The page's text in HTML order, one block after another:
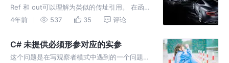
Ref 和 out可以理解为类似的传址引用。 在函
数需要外部传入一个变量名，然后在程序内部可
时必要加ref或out说明！ Ref和Out的区别：
ref 关键
4年前 537 35 评论
C# 未提供必须形参对应的实参
这个问题是在写观察者模式中遇到的一个问题。